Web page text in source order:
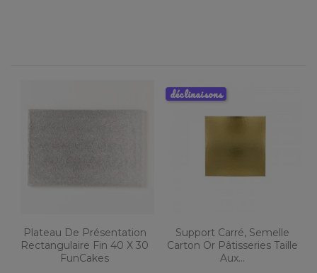
Plateau De Présentation
Rectangulaire Fin 40 X 30
FunCakes
Support Carré, Semelle
Carton Or Pâtisseries Taille
Aux...
déclinaisons